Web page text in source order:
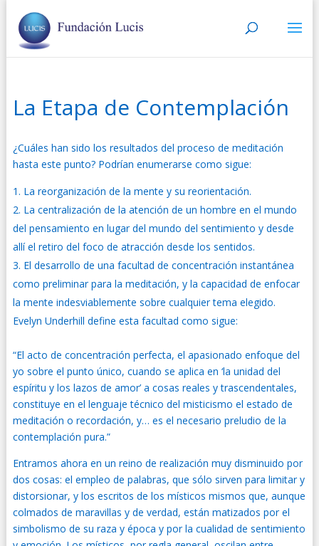
La Etapa de Contemplación
¿Cuáles han sido los resultados del proceso de meditación
hasta este punto? Podrían enumerarse como sigue:
La reorganización de la mente y su reorientación.
La centralización de la atención de un hombre en el mundo
del pensamiento en lugar del mundo del sentimiento y desde
allí el retiro del foco de atracción desde los sentidos.
El desarrollo de una facultad de concentración instantánea
como preliminar para la meditación, y la capacidad de enfocar
la mente indesviablemente sobre cualquier tema elegido.
Evelyn Underhill define esta facultad como sigue:
“El acto de concentración perfecta, el apasionado enfoque del
yo sobre el punto único, cuando se aplica en ‘la unidad del
espíritu y los lazos de amor’ a cosas reales y trascendentales,
constituye en el lenguaje técnico del misticismo el estado de
meditación o recordación, y… es el necesario preludio de la
contemplación pura.”
Entramos ahora en un reino de realización muy disminuido por
dos cosas: el empleo de palabras, que sólo sirven para limitar y
distorsionar, y los escritos de los místicos mismos que, aunque
colmados de maravillas y de verdad, están matizados por el
simbolismo de su raza y época y por la cualidad de sentimiento